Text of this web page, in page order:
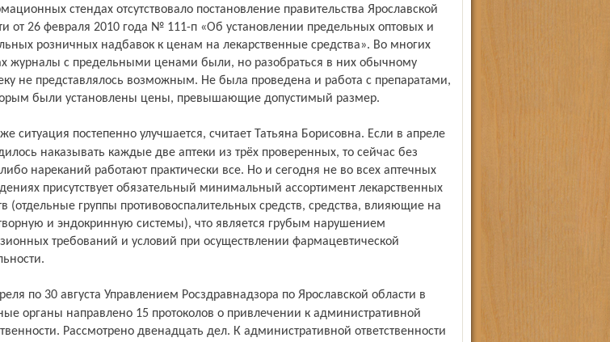
стендах отсутствовало постановление правительства Ярославской
от 26 февраля 2010 года № 111-п «Об установлении предельных оптовых и
розничных надбавок к ценам на лекарственные средства». Во многих
журналы с предельными ценами были, но разобраться в них обычному
не представлялось возможным. Не была проведена и работа с препаратами,
были установлены цены, превышающие допустимый размер.
наказывать каждые две аптеки из трёх проверенных, то сейчас без
нареканий работают практически все. Но и сегодня не во всех аптечных
присутствует обязательный минимальный ассортимент лекарственных
(отдельные группы противовоспалительных средств, средства, влияющие на
и эндокринную системы), что является грубым нарушением
требований и условий при осуществлении фармацевтической
органы направлено 15 протоколов о привлечении к административной
Рассмотрено двенадцать дел. К административной ответственности